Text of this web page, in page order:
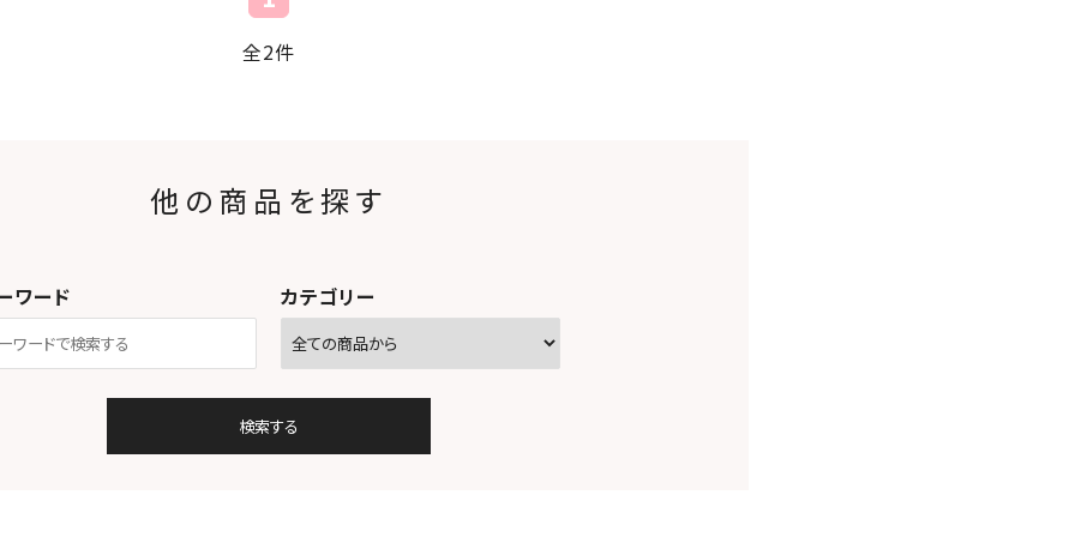
全2件
他の商品を探す
ワード カテゴリー
検索する